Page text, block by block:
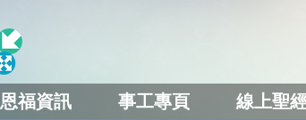
恩福資訊 事工專頁 線上聖